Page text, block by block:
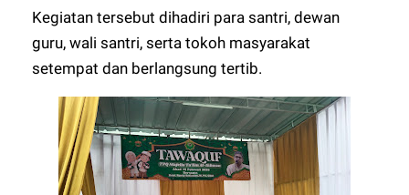
Kegiatan tersebut dihadiri para santri, dewan
guru, wali santri, serta tokoh masyarakat
setempat dan berlangsung tertib.